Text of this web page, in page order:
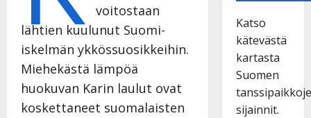
voitostaan
lähtien kuulunut Suomi-
iskelmän ykkössuosikkeihin.
Miehekästä lämpöä
huokuvan Karin laulut ovat
koskettaneet suomalaisten
Katso
kätevästä
kartasta
Suomen
sijainnit.